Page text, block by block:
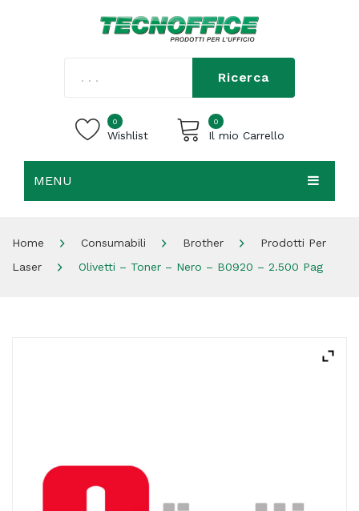
Ricerca
0
Wishlist
0
Il mio Carrello
MENU
Home Consumabili Brother
Prodotti Per
Laser
Olivetti – Toner – Nero – B0920 – 2.500 Pag